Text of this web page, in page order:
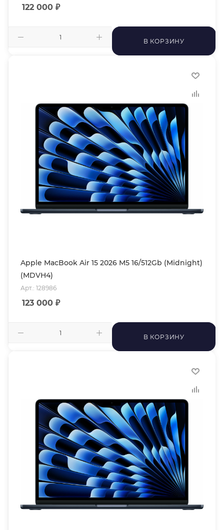
122 000 ₽
В КОРЗИНУ
Apple MacBook Air 15 2026 M5 16/512Gb (Midnight)
(MDVH4)
Арт.: 128986
123 000 ₽
В КОРЗИНУ